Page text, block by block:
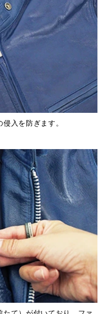
入を防ぎます。